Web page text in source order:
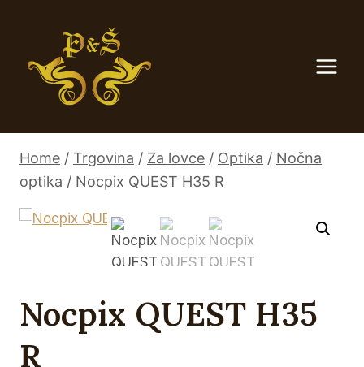
Home / Trgovina / Za lovce / Optika / Nočna
optika / Nocpix QUEST H35 R
Nocpix QUEST H35
R